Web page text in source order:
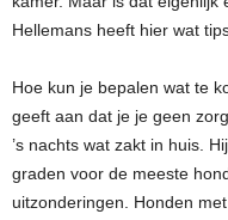
Hellemans heeft hier wat
Hoe kun je bepalen wat te
geeft aan dat je je geen
’s nachts wat zakt in huis.
graden voor de meeste
uitzonderingen. Honden